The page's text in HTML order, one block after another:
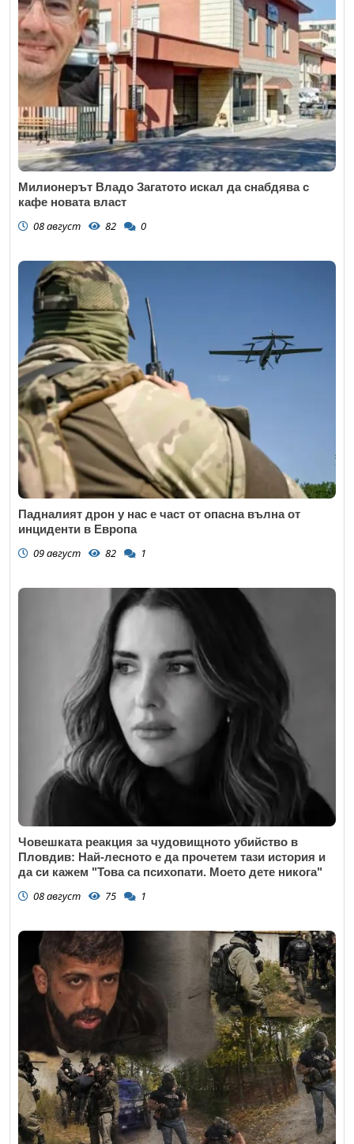
Милионерът Владо Загатото искал да снабдява с
кафе новата власт
08 август 82 0
Падналият дрон у нас е част от опасна вълна от
инциденти в Европа
09 август 82 1
Човешката реакция за чудовищното убийство в
Пловдив: Най-лесното е да прочетем тази история и
да си кажем "Това са психопати. Моето дете никога"
08 август 75 1